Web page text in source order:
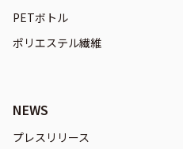
PETボトル
ポリエステル繊維
NEWS
プレスリリース